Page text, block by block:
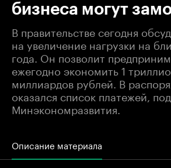
бизнеса могут
В правительстве сегодня
на увеличение нагрузки на
года. Он позволит
ежегодно экономить 1
миллиардов рублей. В
оказался список платежей,
Минэкономразвития.
Описание материала